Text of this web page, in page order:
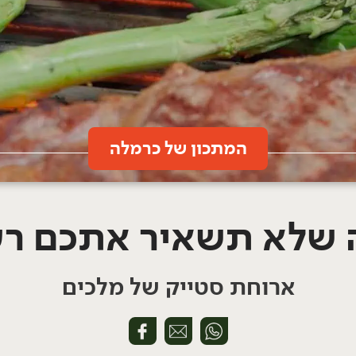
המתכון של כרמלה
שלא תשאיר אתכם
ארוחת סטייק של מלכים